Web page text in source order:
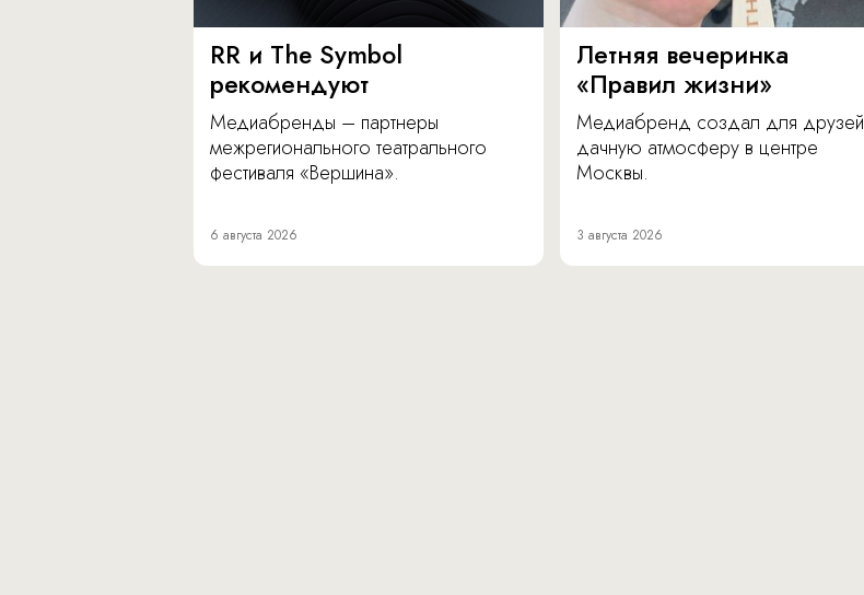
RR и The Symbol
рекомендуют
Медиабренды – партнеры
межрегионального театрального
фестиваля «Вершина».
6 августа 2026
Летняя вечеринка
«Правил жизни»
Медиабренд создал для друзей
дачную атмосферу в центре
Москвы.
3 августа 2026